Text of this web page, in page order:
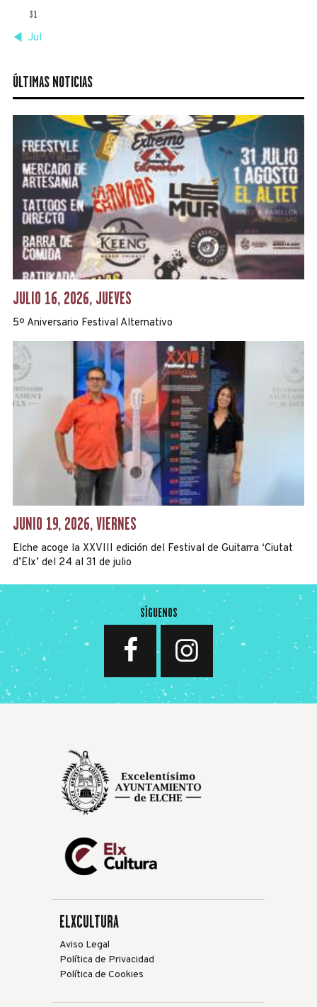
31
« Jul
ÚLTIMAS NOTICIAS
JULIO 16, 2026, JUEVES
5º Aniversario Festival Alternativo
JUNIO 19, 2026, VIERNES
Elche acoge la XXVIII edición del Festival de Guitarra ‘Ciutat
d’Elx’ del 24 al 31 de julio
SÍGUENOS
ELXCULTURA
Aviso Legal
Política de Privacidad
Política de Cookies